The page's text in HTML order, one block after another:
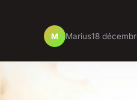
M Marius18